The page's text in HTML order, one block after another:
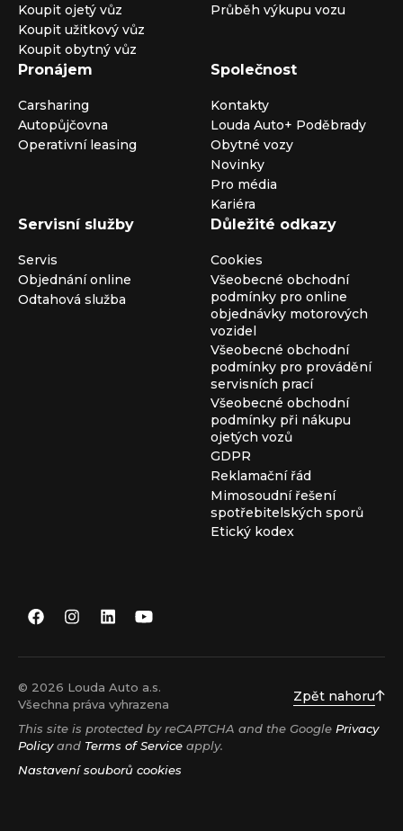
Koupit ojetý vůz
Koupit užitkový vůz
Koupit obytný vůz
Průběh výkupu vozu
Pronájem
Carsharing
Autopůjčovna
Operativní leasing
Společnost
Kontakty
Louda Auto+ Poděbrady
Obytné vozy
Novinky
Pro média
Kariéra
Servisní služby
Servis
Objednání online
Odtahová služba
Důležité odkazy
Cookies
Všeobecné obchodní
podmínky pro online
objednávky motorových
vozidel
Všeobecné obchodní
podmínky pro provádění
servisních prací
Všeobecné obchodní
podmínky při nákupu
ojetých vozů
GDPR
Reklamační řád
Mimosoudní řešení
spotřebitelských sporů
Etický kodex
© 2026 Louda Auto a.s.
Všechna práva vyhrazena
Zpět nahoru
This site is protected by reCAPTCHA and the Google Privacy
Policyand Terms of Service apply.
Nastavení souborů cookies